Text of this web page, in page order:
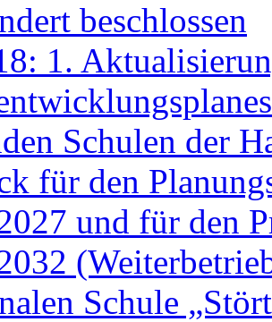
beschlossen
1.
Schulen der
für den
und für den
Schule